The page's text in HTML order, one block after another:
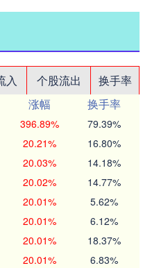
入 个股流出
换手率
涨幅
换手率
396.89% 79.39%
20.21% 16.80%
20.03% 14.18%
20.02% 14.77%
20.01% 5.62%
20.01% 6.12%
20.01% 18.37%
20.01% 6.83%